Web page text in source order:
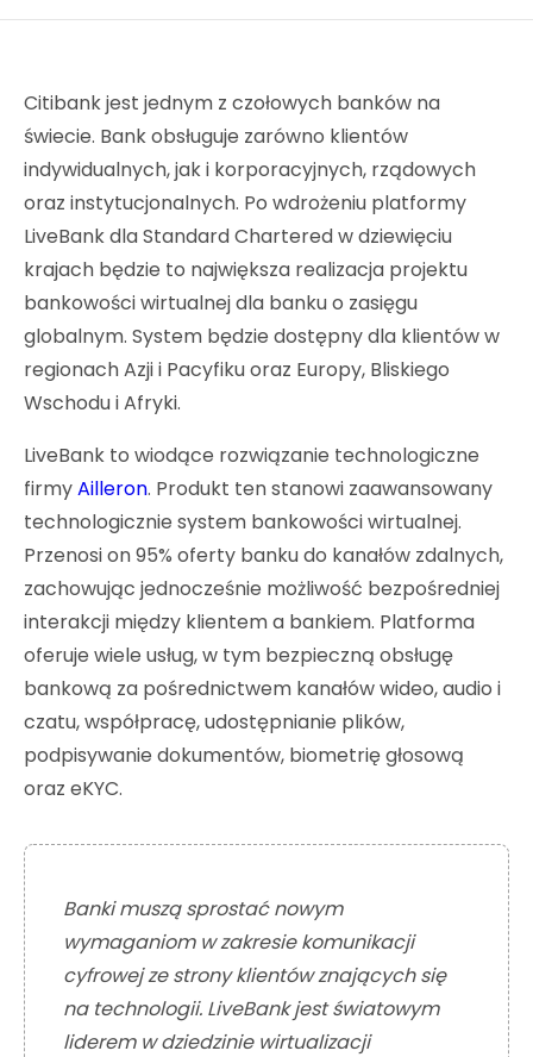
Citibank jest jednym z czołowych banków na
świecie. Bank obsługuje zarówno klientów
indywidualnych, jak i korporacyjnych, rządowych
oraz instytucjonalnych. Po wdrożeniu platformy
LiveBank dla Standard Chartered w dziewięciu
krajach będzie to największa realizacja projektu
bankowości wirtualnej dla banku o zasięgu
globalnym. System będzie dostępny dla klientów w
regionach Azji i Pacyfiku oraz Europy, Bliskiego
Wschodu i Afryki.
LiveBank to wiodące rozwiązanie technologiczne
firmyAilleron. Produkt ten stanowi zaawansowany
technologicznie system bankowości wirtualnej.
Przenosi on 95% oferty banku do kanałów zdalnych,
zachowując jednocześnie możliwość bezpośredniej
interakcji między klientem a bankiem. Platforma
oferuje wiele usług, w tym bezpieczną obsługę
bankową za pośrednictwem kanałów wideo, audio i
czatu, współpracę, udostępnianie plików,
podpisywanie dokumentów, biometrię głosową
oraz eKYC.
Banki muszą sprostać nowym
wymaganiom w zakresie komunikacji
cyfrowej ze strony klientów znających się
na technologii. LiveBank jest światowym
liderem w dziedzinie wirtualizacji